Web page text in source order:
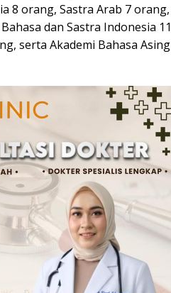
8 orang, Sastra Arab 7 orang,
dan Sastra Indonesia 11
serta Akademi Bahasa Asing